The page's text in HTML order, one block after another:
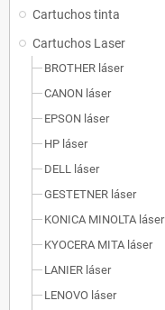
Cartuchos tinta
Cartuchos Laser
BROTHER láser
CANON láser
EPSON láser
HP láser
DELL láser
GESTETNER láser
KONICA MINOLTA láser
KYOCERA MITA láser
LANIER láser
LENOVO láser